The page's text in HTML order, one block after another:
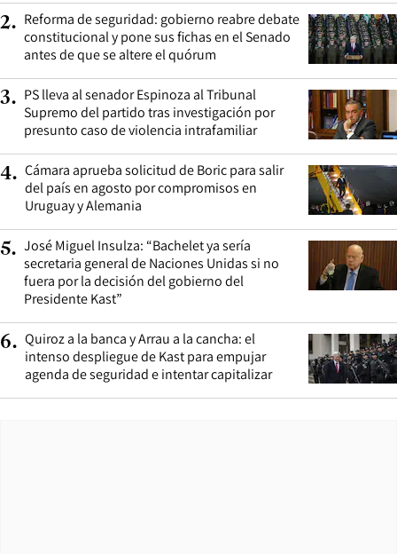
2. Reforma de seguridad: gobierno reabre debate
constitucional y pone sus fichas en el Senado
antes de que se altere el quórum
3. PS lleva al senador Espinoza al Tribunal
Supremo del partido tras investigación por
presunto caso de violencia intrafamiliar
4. Cámara aprueba solicitud de Boric para salir
del país en agosto por compromisos en
Uruguay y Alemania
5. José Miguel Insulza: “Bachelet ya sería
secretaria general de Naciones Unidas si no
fuera por la decisión del gobierno del
Presidente Kast”
6. Quiroz a la banca y Arrau a la cancha: el
intenso despliegue de Kast para empujar
agenda de seguridad e intentar capitalizar